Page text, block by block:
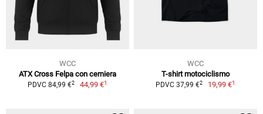
WCC
ATX Cross Felpa con cerniera
PDVC 84,99 €2 44,99 €1
WCC
T-shirt motociclismo
PDVC 37,99 €2 19,99 €1